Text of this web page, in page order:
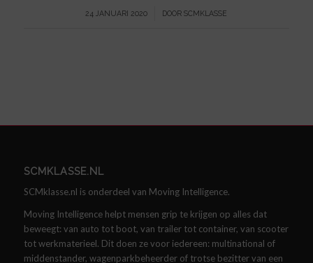
24 JANUARI 2020
/ DOORSCMKLASSE
SCMKLASSE.NL
SCMklasse.nl is onderdeel van Moving Intelligence.
Moving Intelligence helpt mensen grip te krijgen op alles dat
beweegt: van auto tot boot, van trailer tot container, van scooter
tot werkmaterieel. Dit doen ze voor iedereen: multinational of
middenstander, wagenparkbeheerder of trotse bezitter van een